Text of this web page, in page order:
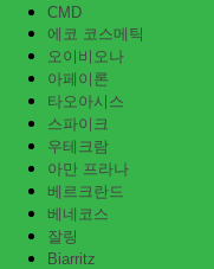
CMD
에코 코스메틱
오이비오나
아페이론
타오아시스
스파이크
우테크람
아만 프라나
베르크란드
베네코스
잘링
Biarritz